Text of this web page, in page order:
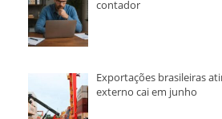
contador
Exportações brasileiras
externo cai em junho